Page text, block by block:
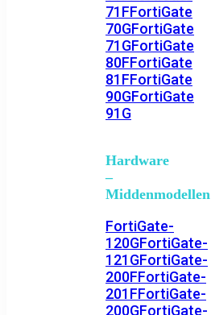
71FFortiGate
70GFortiGate
71GFortiGate
80FFortiGate
81FFortiGate
90GFortiGate
91G
Hardware
–
Middenmodellen
FortiGate-
120GFortiGate-
121GFortiGate-
200FFortiGate-
201FFortiGate-
200GFortiGate-